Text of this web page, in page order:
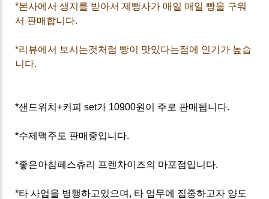
*본사에서 생지를 받아서 제빵사가 매일 매일 빵을 구워
서 판매합니다.
*리뷰에서 보시는것처럼 빵이 맛있다는점에 인기가 높습
니다.
*샌드위치+커피 set가 10900원이 주로 판매됩니다.
*수제맥주도 판매중입니다.
*좋은아침페스츄리 프렌차이즈의 마포점입니다.
*타 사업을 병행하고있으며, 타 업무에 집중하고자 양도